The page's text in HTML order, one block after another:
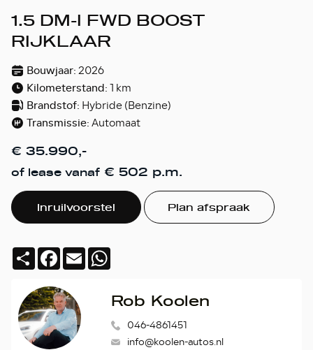
1.5 DM-I FWD BOOST
RIJKLAAR
Bouwjaar:2026
Kilometerstand:1 km
Brandstof: Hybride (Benzine)
Transmissie:Automaat
€ 35.990,-
of lease vanaf € 502 p.m.
Inruilvoorstel Plan afspraak
DeelFacebook
Email
Rob Koolen
046-4861451
info@koolen-autos.nl